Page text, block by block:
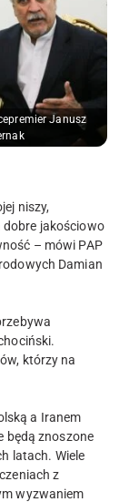
Janusz
niszy,
jakościowo
– mówi PAP
Damian
którzy na
a Iranem
będą znoszone
latach. Wiele
z
wyzwaniem